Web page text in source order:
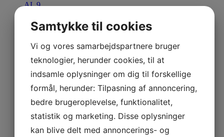
AL 9
AL 9,5
AL 11
AL 12
AL 14
AL 15
Samtykke til cookies
Vi og vores samarbejdspartnere bruger
teknologier, herunder cookies, til at
indsamle oplysninger om dig til forskellige
formål, herunder: Tilpasning af annoncering,
bedre brugeroplevelse, funktionalitet,
statistik og marketing. Disse oplysninger
kan blive delt med annoncerings- og